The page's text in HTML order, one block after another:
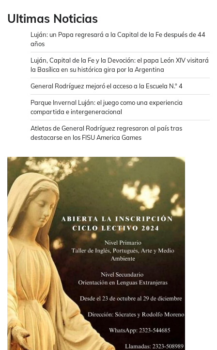
Ultimas Noticias
Luján: un Papa regresará a la Capital de la Fe después de 44
años
Luján, Capital de la Fe y la Devoción: el papa León XIV visitará
la Basílica en su histórica gira por la Argentina
General Rodríguez mejoró el acceso a la Escuela N.° 4
Parque Invernal Luján: el juego como una experiencia
compartida e intergeneracional
Atletas de General Rodríguez regresaron al país tras
destacarse en los FISU America Games